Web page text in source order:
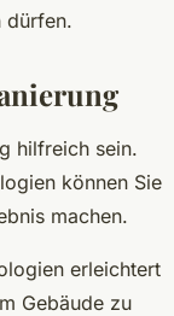
dürfen.
hilfreich sein.
können Sie
machen.
erleichtert
Gebäude zu